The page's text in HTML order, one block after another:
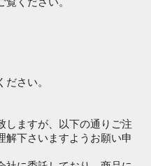
覧ください。
ださい。
しますが、以下の通りご注
解下さいますようお願い申